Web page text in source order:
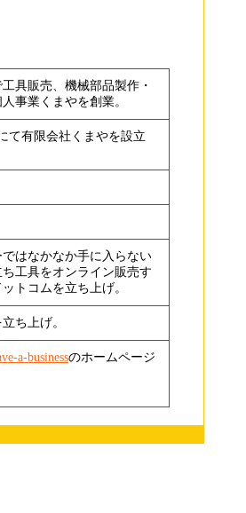
具販売、機械部品製作・
事業くまやを創業。
て有限会社くまやを設立
はなかなか手に入らない
工具をオンライン販売す
トコムを立ち上げ。
ち上げ。
a-businessのホームページ